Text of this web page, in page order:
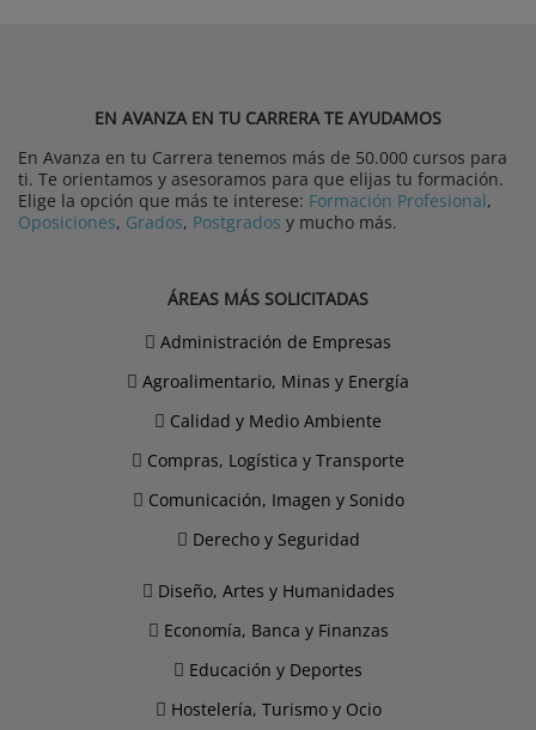
EN AVANZA EN TU CARRERA TE AYUDAMOS
En Avanza en tu Carrera tenemos más de 50.000 cursos para
ti. Te orientamos y asesoramos para que elijas tu formación.
Elige la opción que más te interese: Formación Profesional,
Oposiciones, Grados, Postgrados y mucho más.
ÁREAS MÁS SOLICITADAS
Administración de Empresas
Agroalimentario, Minas y Energía
Calidad y Medio Ambiente
Compras, Logística y Transporte
Comunicación, Imagen y Sonido
Derecho y Seguridad
Diseño, Artes y Humanidades
Economía, Banca y Finanzas
Educación y Deportes
Hostelería, Turismo y Ocio